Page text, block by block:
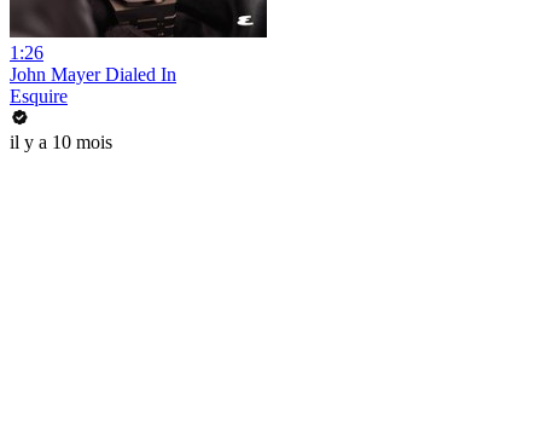
1:26
John Mayer Dialed In
Esquire
il y a 10 mois